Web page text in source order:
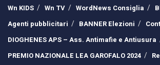
Wn KIDS
Wn TV WordNews Consiglia
Agenti pubblicitari
BANNER Elezioni
DIOGHENES APS – Ass. Antimafie e Antiusura
PREMIO NAZIONALE LEA GAROFALO 2024